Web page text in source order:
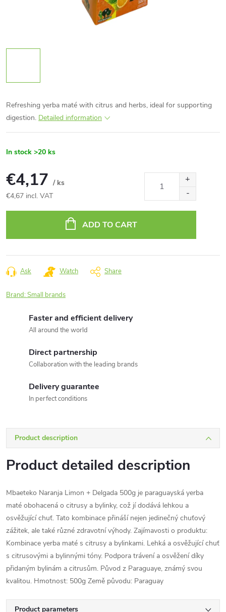
Refreshing yerba maté with citrus and herbs, ideal for supporting
digestion. Detailed information
In stock >20 ks
€4,17 / ks
€4,67 incl. VAT
ADD TO CART
Ask Watch Share
Brand:Small brands
Faster and efficient delivery
All around the world
Direct partnership
Collaboration with the leading brands
Delivery guarantee
In perfect conditions
Product description
Product detailed description
Mbaeteko Naranja Limon + Delgada 500g je paraguayská yerba
maté obohacená o citrusy a bylinky, což jí dodává lehkou a
osvěžující chuť. Tato kombinace přináší nejen jedinečný chuťový
zážitek, ale také různé zdravotní výhody. Zajímavosti o produktu:
Kombinace yerba maté s citrusy a bylinkami. Lehká a osvěžující chuť
s citrusovými a bylinnými tóny. Podpora trávení a osvěžení díky
přidaným bylinám a citrusům. Původ z Paraguaye, známý svou
kvalitou. Hmotnost: 500g Země původu: Paraguay
Product parameters